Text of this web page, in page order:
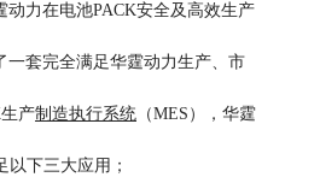
动力在电池PACK安全及高效生产
一套完全满足华霆动力生产、市
产制造执行系统 （MES），华霆
以下三大应用；